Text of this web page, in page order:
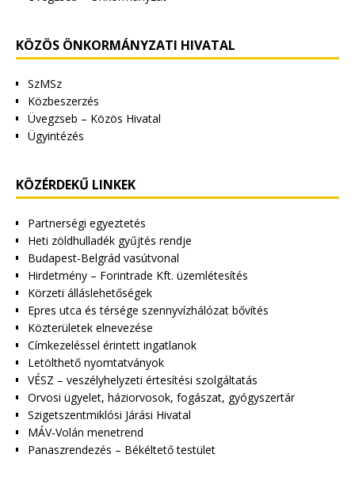
KÖZÖS ÖNKORMÁNYZATI HIVATAL
SzMSz
Közbeszerzés
Üvegzseb – Közös Hivatal
Ügyintézés
KÖZÉRDEKŰ LINKEK
Partnerségi egyeztetés
Heti zöldhulladék gyűjtés rendje
Budapest-Belgrád vasútvonal
Hirdetmény – Forintrade Kft. üzemlétesítés
Körzeti álláslehetőségek
Epres utca és térsége szennyvízhálózat bővítés
Közterületek elnevezése
Címkezeléssel érintett ingatlanok
Letölthető nyomtatványok
VÉSZ – veszélyhelyzeti értesítési szolgáltatás
Orvosi ügyelet, háziorvosok, fogászat, gyógyszertár
Szigetszentmiklósi Járási Hivatal
MÁV-Volán menetrend
Panaszrendezés – Békéltető testület